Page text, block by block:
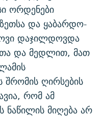
ორდენები
და ყაბარდო-
დაჯილდოვდა
და მედლით, მათ
შრომის ღირსების
რომ ამ
ნაწილის მიღება არ